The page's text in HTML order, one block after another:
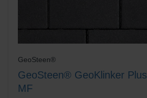
GeoSteen®
GeoSteen® GeoKlinker Plus
MF